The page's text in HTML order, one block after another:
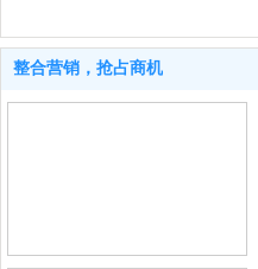
整合营销，抢占商机